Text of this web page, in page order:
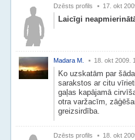
Dzēsts profils 17. okt
Laicīgi
Madara M. 18. okt 2009.
Ko uzskatām par
sarakstos ar citu
gaļas kapājamā
otra varžacīm,
greizsirdība.
Dzēsts profils 18. okt